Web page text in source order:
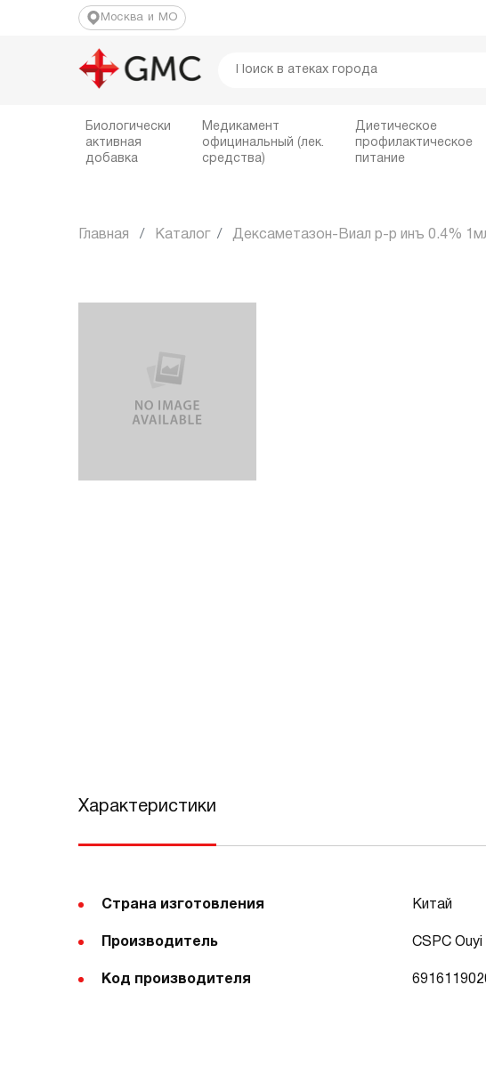
Москва и МО
Биологически
активная
добавка
Медикамент
официнальный (лек.
средства)
Диетическое
профилактическое
питание
Главная Каталог Дексаметазон-Виал р-р инъ 0.4%
Характеристики
Страна изготовления Китай
Производитель CSPC
Код производителя